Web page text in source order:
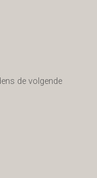
de volgende